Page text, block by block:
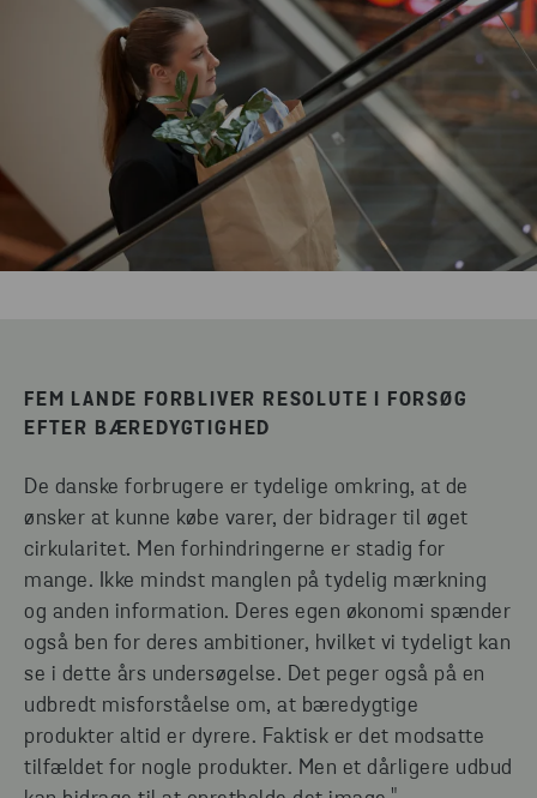
FEM LANDE FORBLIVER RESOLUTE I FORSØG
EFTER BÆREDYGTIGHED
De danske forbrugere er tydelige omkring, at de
ønsker at kunne købe varer, der bidrager til øget
cirkularitet. Men forhindringerne er stadig for
mange. Ikke mindst manglen på tydelig mærkning
og anden information. Deres egen økonomi spænder
også ben for deres ambitioner, hvilket vi tydeligt kan
se i dette års undersøgelse. Det peger også på en
udbredt misforståelse om, at bæredygtige
produkter altid er dyrere. Faktisk er det modsatte
tilfældet for nogle produkter. Men et dårligere udbud